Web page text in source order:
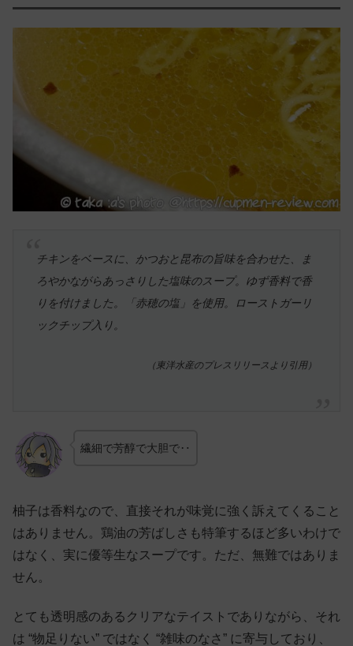
チキンをベースに、かつおと昆布の旨味を合わせた、ま
ろやかながらあっさりした塩味のスープ。ゆず香料で香
りを付けました。「赤穂の塩」を使用。ローストガーリ
ックチップ入り。
（東洋水産のプレスリリースより引用）
繊細で芳醇で大胆で‥
柚子は香料なので、直接それが味覚に強く訴えてくること
はありません。鶏油の芳ばしさも特筆するほど多いわけで
はなく、実に優等生なスープです。ただ、無難ではありま
せん。
とても透明感のあるクリアなテイストでありながら、それ
は “物足りない” ではなく “雑味のなさ” に寄与しており、